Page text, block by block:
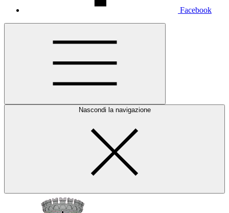
Facebook
Nascondi la navigazione